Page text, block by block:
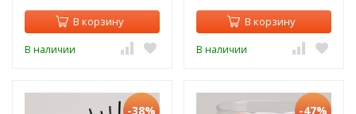
В корзину
В наличии
В корзину
В наличии
-38% -47%